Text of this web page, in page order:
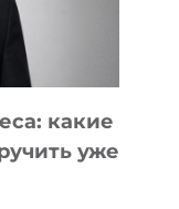
какие
уже